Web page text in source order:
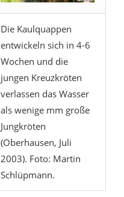
Die Kaulquappen
entwickeln sich in 4-6
Wochen und die
jungen Kreuzkröten
verlassen das Wasser
als wenige mm große
Jungkröten
(Oberhausen, Juli
2003). Foto: Martin
Schlüpmann.